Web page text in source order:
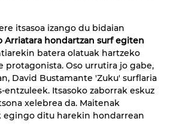
itsasoa izango du bidaian
Arriatara hondartzan surf egiten
batera olatuak hartzeko
protagonista. Oso urrutira jo gabe,
David Bustamante 'Zuku' surflaria
Itsasoko zaborrak eskuz
xelebrea da. Maitenak
egingo ditu harekin hondarrean